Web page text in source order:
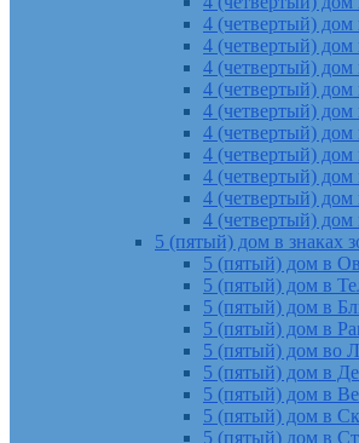
4 (четвертый) дом
4 (четвертый) дом
4 (четвертый) дом
4 (четвертый) дом
4 (четвертый) дом
4 (четвертый)
4 (четвертый) дом
4 (четвертый) дом
4 (четвертый) дом
4 (четвертый) дом
5 (пятый) дом в знаках
5 (пятый) дом в
5 (пятый) дом в
5 (пятый) дом в
5 (пятый) дом в
5 (пятый) дом во
5 (пятый) дом в
5 (пятый) дом в
5 (пятый) дом в
5 (пятый) дом в